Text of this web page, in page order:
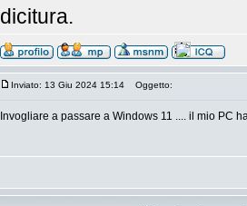
dicitura.
Inviato: 13 Giu 2024 15:14 Oggetto:
Invogliare a passare a Windows 11 .... il mio PC